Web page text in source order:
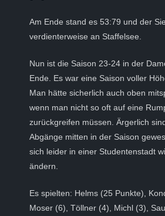
Am Ende stand es 53:79 und der
verdienterweise an Staffelsee.
Nun ist die Saison 23-24 in der
Ende. Es war eine Saison voller
Man hätte sicherlich auch oben
wenn man nicht so oft auf eine
zurückgreifen müssen. Ärgerlich
Abgänge mitten in der Saison
sich leider in einer Studentenstadt
ändern.
Es spielten: Helms (25 Punkte),
Moser (6), Töllner (4), Michl (3),